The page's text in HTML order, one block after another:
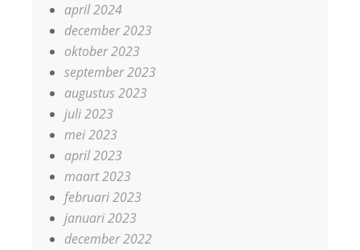
april 2024
december 2023
oktober 2023
september 2023
augustus 2023
juli 2023
mei 2023
april 2023
maart 2023
februari 2023
januari 2023
december 2022